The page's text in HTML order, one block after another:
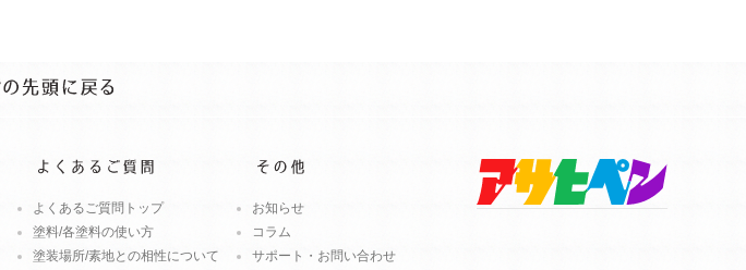
よくあるご質問トップ
塗料/各塗料の使い方
塗装場所/素地との相性について
お知らせ
コラム
サポート・お問い合わせ